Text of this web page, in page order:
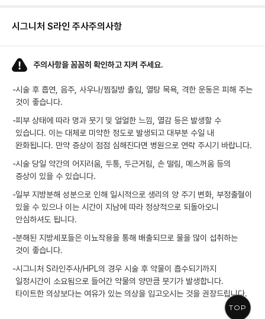
TOP
시그니처 S라인 주사주의사항
주의사항을 꼼꼼히 확인하고 지켜 주세요.
-시술 후 흡연, 음주, 사우나/찜질방 출입, 열탕 목욕, 격한 운동은 피해 주는
것이 좋습니다.
-피부 상태에 따라 멍과 붓기 및 얼얼한 느낌, 열감 등은 발생할 수
있습니다. 이는 대체로 미약한 정도로 발생되고 대부분 수일 내
완화됩니다. 만약 증상이 점점 심해진다면 병원으로 연락 주시기 바랍니다.
-시술 당일 약간의 어지러움, 두통, 두근거림, 손 떨림, 메스꺼움 등의
증상이 있을 수 있습니다.
-일부 지방분해 성분으로 인해 일시적으로 생리의 양 주기 변화, 부정출혈이
있을 수 있으나 이는 시간이 지남에 따라 정상적으로 되돌아오니
안심하셔도 됩니다.
-분해된 지방세포들은 이뇨작용을 통해 배출되므로 물을 많이 섭취하는
것이 좋습니다.
-시그니처 S라인주사/HPL의 경우 시술 후 약물이 흡수되기까지
일정시간이 소요됨으로 들어간 약물의 양만큼 붓기가 발생합니다.
타이트한 의상보다는 여유가 있는 의상을 입고오시는 것을 권장드립니다.